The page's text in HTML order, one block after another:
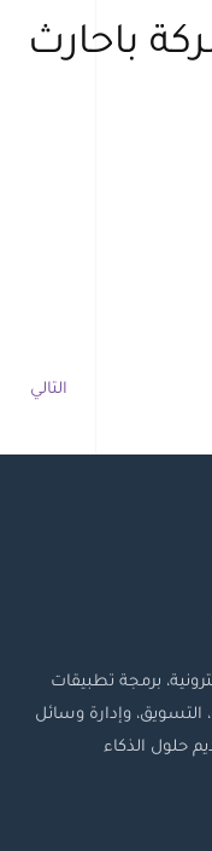
باحارث
التالي
برمجة تطبيقات
التسويق، وإدارة وسائل
حلول الذكاء